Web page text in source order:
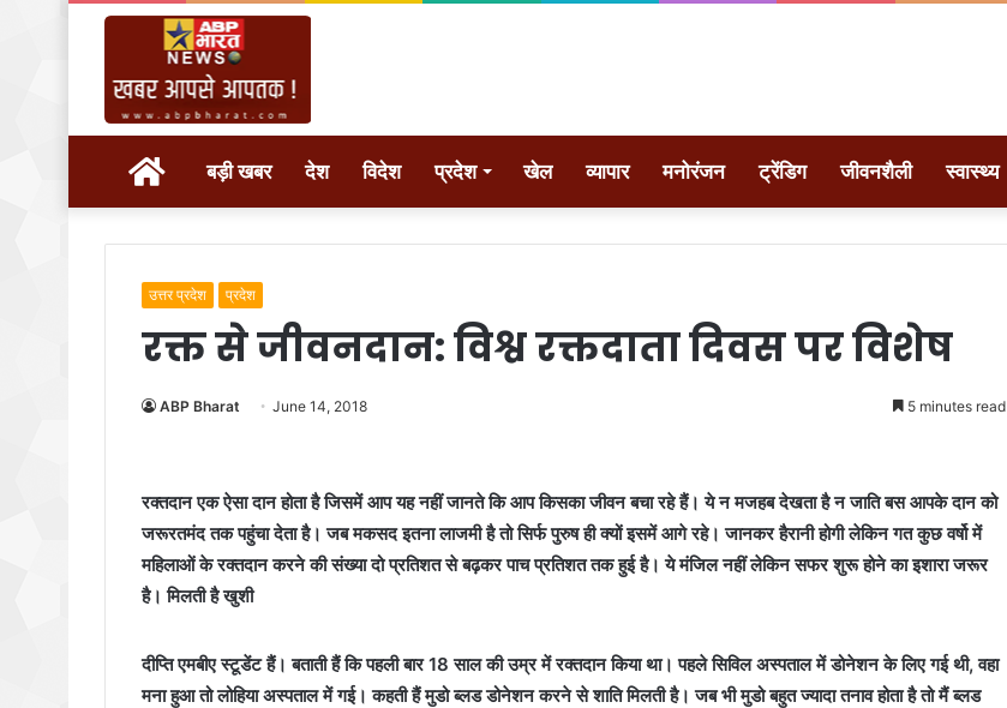
होम बड़ी खबर देश विदेश प्रदेश खेल व्यापार मनोरंजन ट्रेंडिग जीवनशैली स्वास्थ्य
उत्तर प्रदेश प्रदेश
रक्त से जीवनदान: विश्व रक्तदाता दिवस पर विशेष
ABP Bharat June 14, 2018 5 minutes read
रक्तदान एक ऐसा दान होता है जिसमें आप यह नहीं जानते कि आप किसका जीवन बचा रहे हैं। ये न मजहब देखता है न जाति बस आपके दान को
जरूरतमंद तक पहुंचा देता है। जब मकसद इतना लाजमी है तो सिर्फ पुरुष ही क्यों इसमें आगे रहे। जानकर हैरानी होगी लेकिन गत कुछ वर्षो में
महिलाओं के रक्तदान करने की संख्या दो प्रतिशत से बढ़कर पाच प्रतिशत तक हुई है। ये मंजिल नहीं लेकिन सफर शुरू होने का इशारा जरूर
है। मिलती है खुशी
दीप्ति एमबीए स्टूडेंट हैं। बताती हैं कि पहली बार 18 साल की उम्र में रक्तदान किया था। पहले सिविल अस्पताल में डोनेशन के लिए गई थी, वहा
मना हुआ तो लोहिया अस्पताल में गई। कहती हैं मुडो ब्लड डोनेशन करने से शाति मिलती है। जब भी मुडो बहुत ज्यादा तनाव होता है तो मैं ब्लड